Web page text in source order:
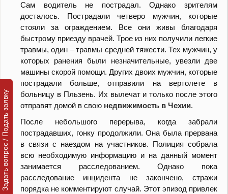
Сам водитель не пострадал. Однако зрителям
досталось. Пострадали четверо мужчин, которые
стояли за ограждением. Все они живы благодаря
быстрому приезду врачей. Трое из них получили легкие
травмы, один – травмы средней тяжести. Тех мужчин, у
которых ранения были незначительные, увезли две
машины скорой помощи. Других двоих мужчин, которые
пострадали больше, отправили на вертолете в
больницу в Пльзень. Их вылечат и только после этого
отправят домой в свою недвижимость в Чехии.
После небольшого перерыва, когда забрали
пострадавших, гонку продолжили. Она была прервана
в связи с наездом на участников. Полиция собрала
всю необходимую информацию и на данный момент
занимается расследованием. Однако пока
расследование инцидента не закончено, стражи
порядка не комментируют случай. Этот эпизод привлек
Задать вопрос / Подать заявку